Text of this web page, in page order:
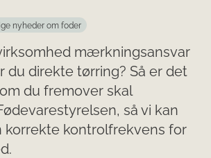
nyheder om foder
mærkningsansvar
du direkte tørring? Så er det
du fremover skal
så vi kan
kontrolfrekvens for